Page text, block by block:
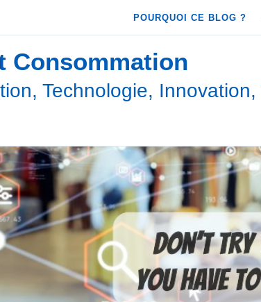
POURQUOI CE BLOG ?
Consommation
Technologie,